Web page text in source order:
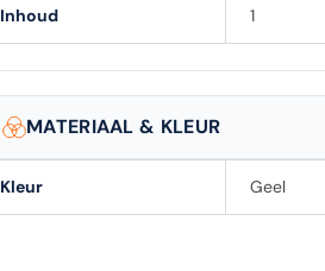
Inhoud 1
MATERIAAL & KLEUR
Kleur Geel